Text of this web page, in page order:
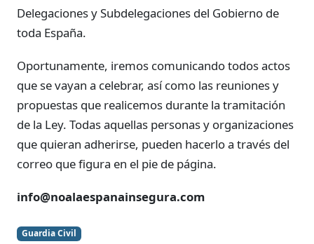
Delegaciones y Subdelegaciones del Gobierno de
toda España.
Oportunamente, iremos comunicando todos actos
que se vayan a celebrar, así como las reuniones y
propuestas que realicemos durante la tramitación
de la Ley. Todas aquellas personas y organizaciones
que quieran adherirse, pueden hacerlo a través del
correo que figura en el pie de página.
info@noalaespanainsegura.com
Guardia Civil